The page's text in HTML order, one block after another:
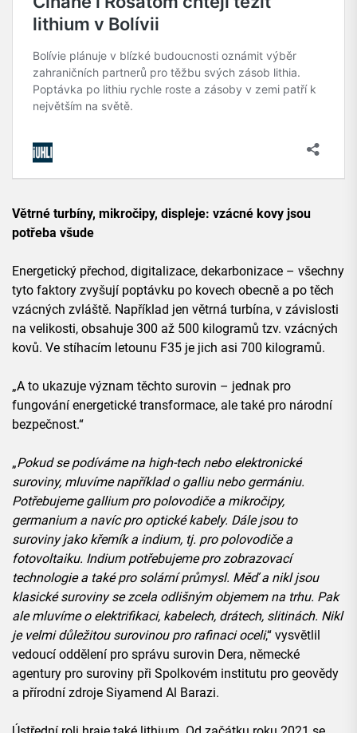
Větrné turbíny, mikročipy, displeje: vzácné kovy jsou
potřeba všude
Energetický přechod, digitalizace, dekarbonizace – všechny
tyto faktory zvyšují poptávku po kovech obecně a po těch
vzácných zvláště. Například jen větrná turbína, v závislosti
na velikosti, obsahuje 300 až 500 kilogramů tzv. vzácných
kovů. Ve stíhacím letounu F35 je jich asi 700 kilogramů.
„A to ukazuje význam těchto surovin – jednak pro
fungování energetické transformace, ale také pro národní
bezpečnost.“
„Pokud se podíváme na high-tech nebo elektronické
suroviny, mluvíme například o galliu nebo germániu.
Potřebujeme gallium pro polovodiče a mikročipy,
germanium a navíc pro optické kabely. Dále jsou to
suroviny jako křemík a indium, tj. pro polovodiče a
fotovoltaiku. Indium potřebujeme pro zobrazovací
technologie a také pro solární průmysl. Měď a nikl jsou
klasické suroviny se zcela odlišným objemem na trhu. Pak
ale mluvíme o elektrifikaci, kabelech, drátech, slitinách. Nikl
je velmi důležitou surovinou pro rafinaci oceli,“ vysvětlil
vedoucí oddělení pro správu surovin Dera, německé
agentury pro suroviny při Spolkovém institutu pro geovědy
a přírodní zdroje Siyamend Al Barazi.